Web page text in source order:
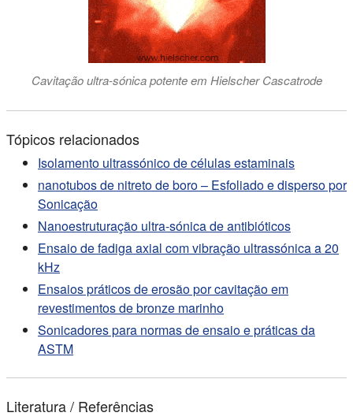
Cavitação ultra-sónica potente em Hielscher Cascatrode
Tópicos relacionados
Isolamento ultrassónico de células estaminais
nanotubos de nitreto de boro – Esfoliado e disperso por
Sonicação
Nanoestruturação ultra-sónica de antibióticos
Ensaio de fadiga axial com vibração ultrassónica a 20
kHz
Ensaios práticos de erosão por cavitação em
revestimentos de bronze marinho
Sonicadores para normas de ensaio e práticas da
ASTM
Literatura / Referências